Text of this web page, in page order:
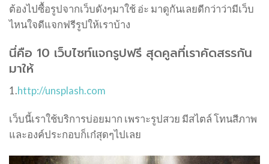
ต้องไปซื้อรูปจากเว็บดังๆมาใช้ อ่ะ มาดูกันเลยดีกว่าว่ามีเว็บ
ไหนใจดีแจกฟรีรูปให้เราบ้าง
นี่คือ 10 เว็บไซท์แจกรูปฟรี สุดคูลที่เราคัดสรรกัน
มาให้
1.http://unsplash.com
เว็บนี้เราใช้บริการบ่อยมาก เพราะรูปสวย มีสไตล์ โทนสีภาพ
และองค์ประกอบก็เก๋สุดๆไปเลย